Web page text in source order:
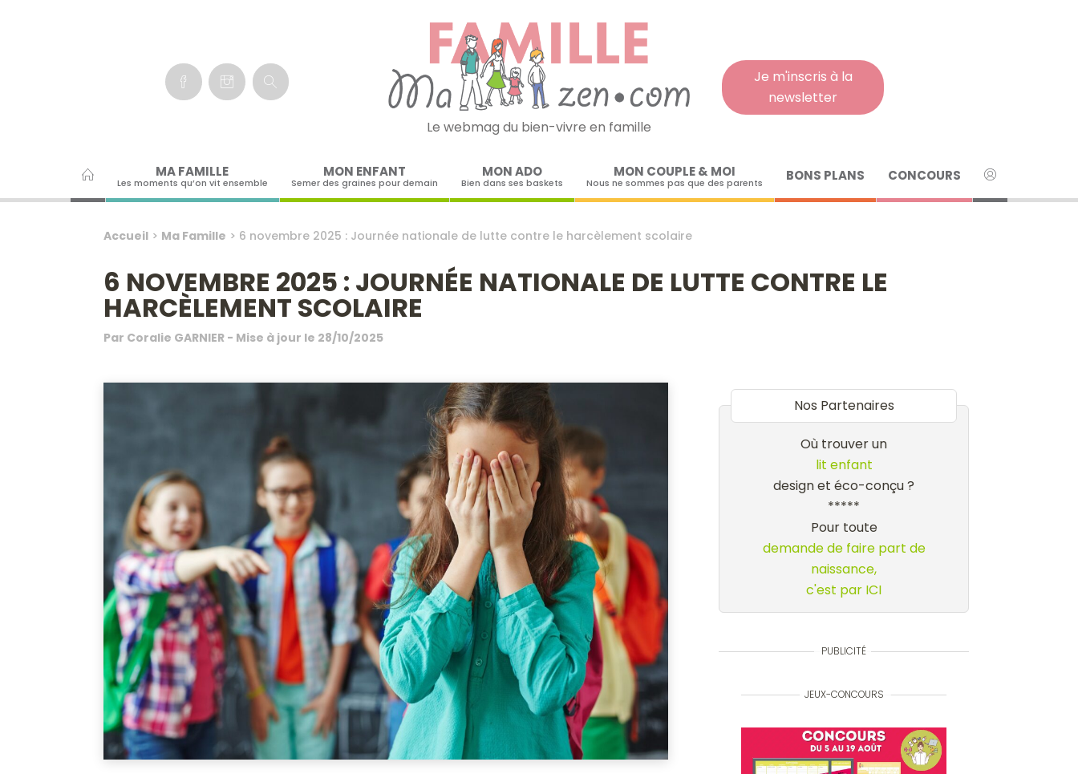
Je m'inscris à la
newsletter
Le webmag du bien-vivre en famille
MA FAMILLE
Les moments qu’on vit ensemble
MON ENFANT
Semer des graines pour demain
MON ADO
Bien dans ses baskets
MON COUPLE & MOI
Nous ne sommes pas que des parents BONS PLANS CONCOURS
Accueil> Ma Famille > 6 novembre 2025 : Journée nationale de lutte contre le harcèlement scolaire
6 NOVEMBRE 2025 : JOURNÉE NATIONALE DE LUTTE CONTRE LE
HARCÈLEMENT SCOLAIRE
Par Coralie GARNIER- Mise à jour le 28/10/2025
Nos Partenaires
Où trouver un
lit enfant
design et éco-conçu ?
*****
Pour toute
demande de faire part de
naissance,
c'est par ICI
PUBLICITÉ
JEUX-CONCOURS